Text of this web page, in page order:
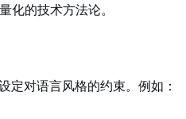
化的技术方法论。
定对语言风格的约束。例如：